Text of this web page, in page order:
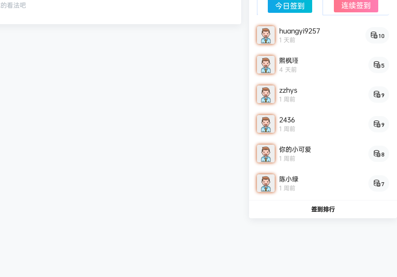
看法吧 今日签到 连续签到
huangyi9257
1 天前 10
熙枫瑾
4 天前 5
zzhys
1 周前 9
2436
1 周前 9
你的小可爱
1 周前 8
陈小绿
1 周前 7
签到排行